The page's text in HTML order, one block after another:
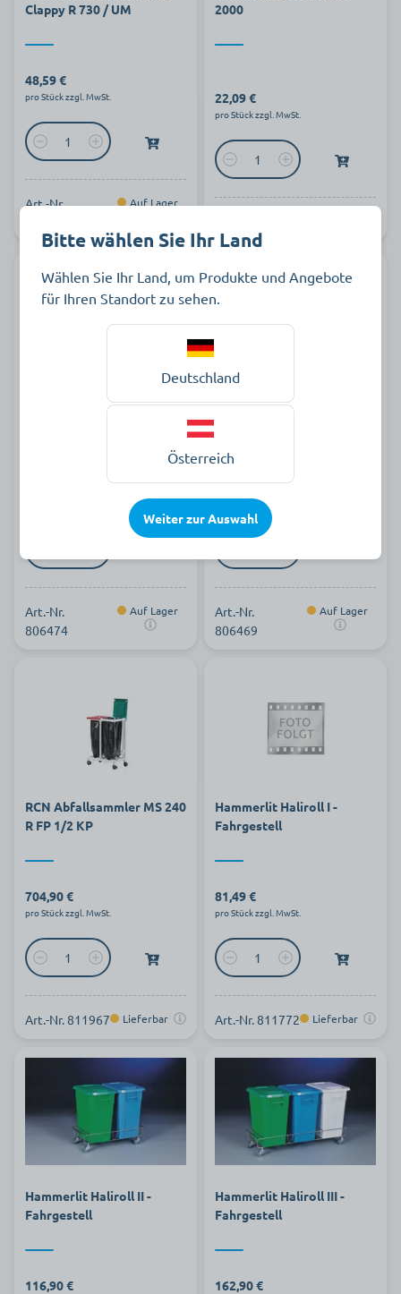
Clappy R 730 / UM
48,59 €
pro Stück zzgl. MwSt.
Art.-Nr.
Auf Lager
2000
22,09 €
pro Stück zzgl. MwSt.
Hammerlit Abfallsammler
Art.-Nr.
806474
Auf Lager
Hammerlit Abfallsammler
257,90 €
pro Stück zzgl. MwSt.
Art.-Nr.
806469
Auf Lager
RCN Abfallsammler MS 240
R FP 1/2 KP
704,90 €
pro Stück zzgl. MwSt.
Art.-Nr. 811967 Lieferbar
Hammerlit Haliroll I -
Fahrgestell
81,49 €
pro Stück zzgl. MwSt.
Art.-Nr. 811772 Lieferbar
Hammerlit Haliroll II -
Fahrgestell
116,90 €
Hammerlit Haliroll III -
Fahrgestell
162,90 €
Bitte wählen Sie Ihr Land
Wählen Sie Ihr Land, um Produkte und Angebote
für Ihren Standort zu sehen.
Deutschland
Österreich
Weiter zur Auswahl